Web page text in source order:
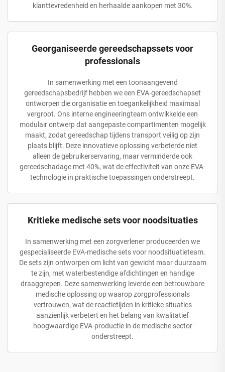
klanttevredenheid en herhaalde aankopen met 30%.
Georganiseerde gereedschapssets voor
professionals
In samenwerking met een toonaangevend
gereedschapsbedrijf hebben we een EVA-gereedschapset
ontworpen die organisatie en toegankelijkheid maximaal
vergroot. Ons interne engineeringteam ontwikkelde een
modulair ontwerp dat aangepaste compartimenten mogelijk
maakt, zodat gereedschap tijdens transport veilig op zijn
plaats blijft. Deze innovatieve oplossing verbeterde niet
alleen de gebruikerservaring, maar verminderde ook
gereedschadage met 40%, wat de effectiviteit van onze EVA-
technologie in praktische toepassingen onderstreept.
Kritieke medische sets voor noodsituaties
In samenwerking met een zorgverlener produceerden we
gespecialiseerde EVA-medische sets voor noodsituatieteam.
De sets zijn ontworpen om licht van gewicht maar duurzaam
te zijn, met waterbestendige afdichtingen en handige
draaggrepen. Deze samenwerking leverde een betrouwbare
medische oplossing op waarop zorgprofessionals
vertrouwen, wat de reactietijden in kritieke situaties
aanzienlijk verbetert en het belang van kwalitatief
hoogwaardige EVA-productie in de medische sector
onderstreept.